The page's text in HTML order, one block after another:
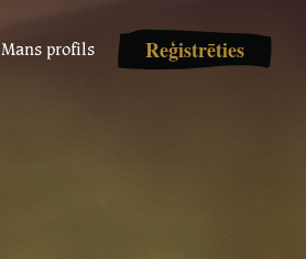
Mans profils Reģistrēties